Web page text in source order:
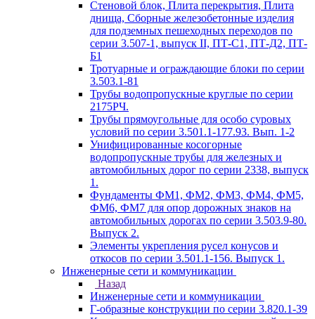
Стеновой блок, Плита перекрытия, Плита
днища, Сборные железобетонные изделия
для подземных пешеходных переходов по
серии 3.507-1, выпуск II, ПТ-С1, ПТ-Д2, ПТ-
Б1
Тротуарные и ограждающие блоки по серии
3.503.1-81
Трубы водопропускные круглые по серии
2175РЧ.
Трубы прямоугольные для особо суровых
условий по серии 3.501.1-177.93. Вып. 1-2
Унифицированные косогорные
водопропускные трубы для железных и
автомобильных дорог по серии 2338, выпуск
1.
Фундаменты ФМ1, ФМ2, ФМ3, ФМ4, ФМ5,
ФМ6, ФМ7 для опор дорожных знаков на
автомобильных дорогах по серии 3.503.9-80.
Выпуск 2.
Элементы укрепления русел конусов и
откосов по серии 3.501.1-156. Выпуск 1.
Инженерные сети и коммуникации
Назад
Инженерные сети и коммуникации
Г-образные конструкции по серии 3.820.1-39